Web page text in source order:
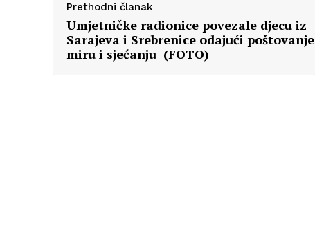
Prethodni članak
Umjetničke radionice povezale djecu iz
Sarajeva i Srebrenice odajući poštovanje
miru i sjećanju (FOTO)